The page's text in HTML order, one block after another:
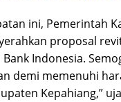
ini, Pemerintah
proposal
Indonesia.
demi memenuhi
Kepahiang,”